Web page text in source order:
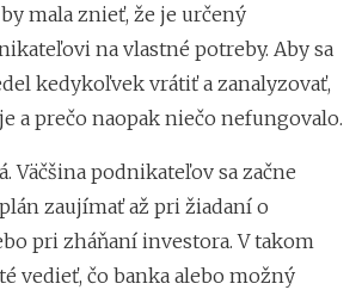
mala znieť, že je určený
na vlastné potreby. Aby sa
kedykoľvek vrátiť a zanalyzovať,
a prečo naopak niečo nefungovalo.
Väčšina podnikateľov sa začne
zaujímať až pri žiadaní o
pri zháňaní investora. V takom
vedieť, čo banka alebo možný